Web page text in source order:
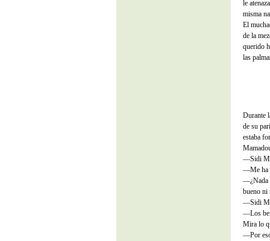
le
misma
El
de la
querido
las
Durante
de su
estaba
—Sidi
—Me ha
—¿Nada
bueno ni
—Sidi
—Los
Mira lo
—Por